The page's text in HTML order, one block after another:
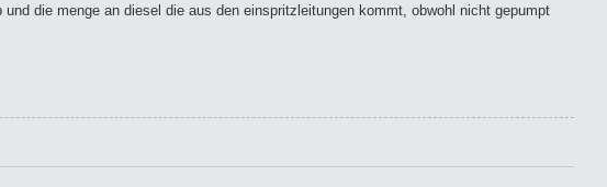
die menge an diesel die aus den einspritzleitungen kommt, obwohl nicht gepumpt